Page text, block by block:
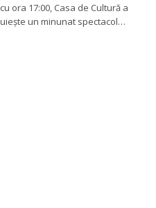
ora 17:00, Casa de Cultură a
un minunat spectacol…